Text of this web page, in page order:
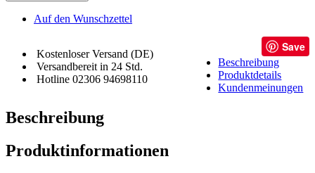
Auf den Wunschzettel
Kostenloser Versand (DE)
Versandbereit in 24 Std.
Hotline 02306 94698110
Save
Beschreibung
Produktdetails
Kundenmeinungen
Beschreibung
Produktinformationen